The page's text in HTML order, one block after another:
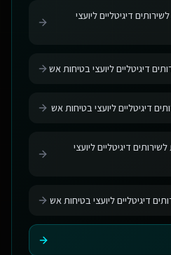
דיגיטליים ליועצי
דיגיטליים ליועצי בטיחות אש
דיגיטליים ליועצי בטיחות אש
דיגיטליים ליועצי
דיגיטליים ליועצי בטיחות אש